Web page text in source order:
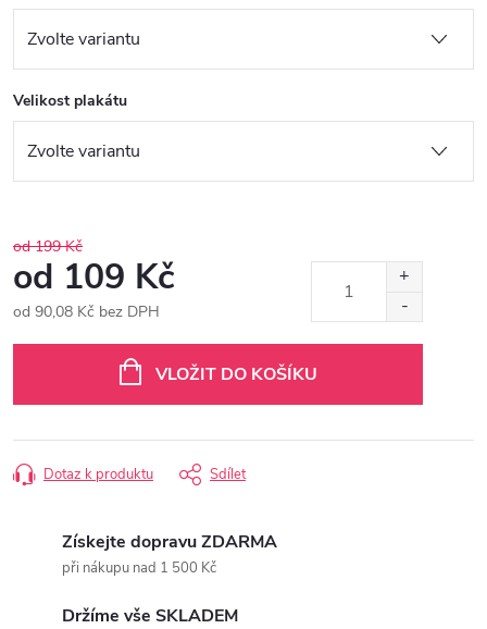
Velikost plakátu
od 199 Kč
od 109 Kč
od 90,08 Kč bez DPH
VLOŽIT DO KOŠÍKU
Dotaz k produktu Sdílet
Získejte dopravu ZDARMA
při nákupu nad 1 500 Kč
Držíme vše SKLADEM